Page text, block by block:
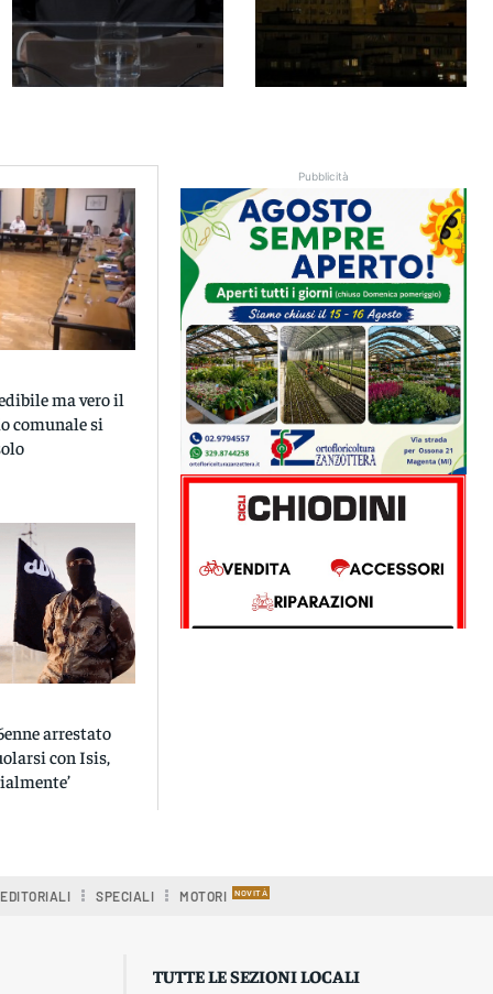
ma vero il
comunale si
arrestato
con Isis,
Pubblicità
EDITORIALI SPECIALI MOTORI
TUTTE LE SEZIONI LOCALI